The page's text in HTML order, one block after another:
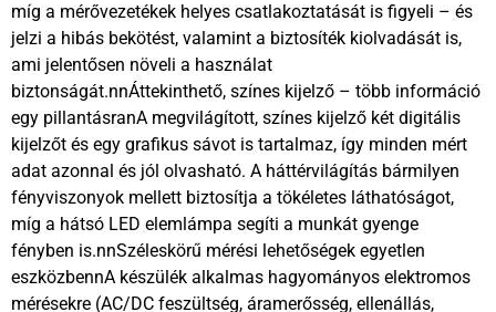
míg a mérővezetékek helyes csatlakoztatását is figyeli – és
jelzi a hibás bekötést, valamint a biztosíték kiolvadását is,
ami jelentősen növeli a használat
biztonságát.nnÁttekinthető, színes kijelző – több információ
egy pillantásranA megvilágított, színes kijelző két digitális
kijelzőt és egy grafikus sávot is tartalmaz, így minden mért
adat azonnal és jól olvasható. A háttérvilágítás bármilyen
fényviszonyok mellett biztosítja a tökéletes láthatóságot,
míg a hátsó LED elemlámpa segíti a munkát gyenge
fényben is.nnSzéleskörű mérési lehetőségek egyetlen
eszközbennA készülék alkalmas hagyományos elektromos
mérésekre (AC/DC feszültség, áramerősség, ellenállás,